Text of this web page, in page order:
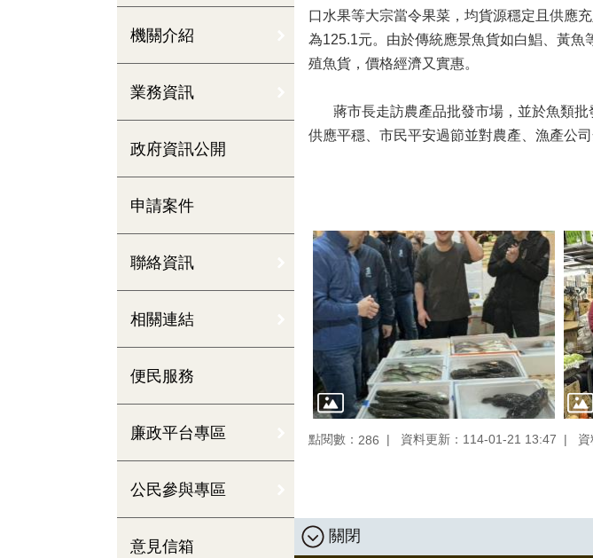
機關介紹
業務資訊
政府資訊公開
申請案件
聯絡資訊
相關連結
便民服務
廉政平台專區
公民參與專區
意見信箱
口水果等大宗當令果菜，均貨源穩定且供應
為125.1元。由於傳統應景魚貨如白鯧、黃
殖魚貨，價格經濟又實惠。
蔣市長走訪農產品批發市場，並於魚類批
供應平穩、市民平安過節並對農產、漁產公
點閱數： 286 資料更新：114-01-21 13:47
關閉